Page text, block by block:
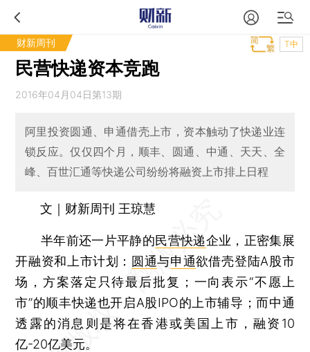
财新周刊 T中
民营快递资本竞跑
2016年04月04日第13期
阿里投资圆通、申通借壳上市，资本触动了快递业连
锁反应。仅仅四个月，顺丰、圆通、中通、天天、全
峰、百世汇通等快递公司纷纷将融资上市排上日程
文｜财新周刊 王琼慧
半年前还一片平静的民营快递企业，正密集展
开融资和上市计划： 圆通与申通欲借壳登陆A股市
场，方案落定只待最后批复；一向表示“不愿上
市”的顺丰快递也开启A股IPO的上市辅导；而中通
透露的消息则是将在香港或美国上市，融资10
亿-20亿美元。